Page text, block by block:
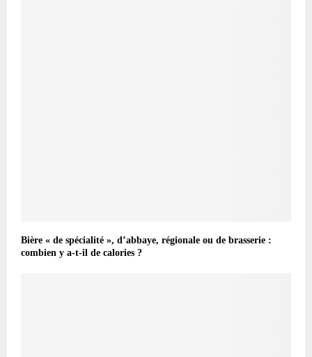
Bière « de spécialité », d’abbaye, régionale ou de brasserie :
combien y a-t-il de calories ?